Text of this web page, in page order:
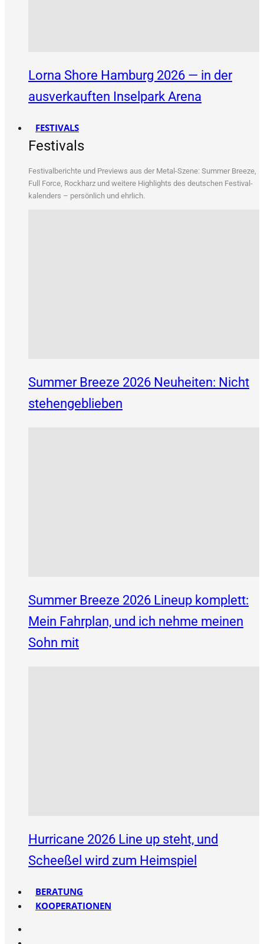
Lorna Shore Hamburg 2026 — in der
ausverkauften Inselpark Arena
FESTIVALS
Festivals
Fes­ti­val­be­rich­te und Pre­views aus der Metal-Sze­ne: Sum­mer Bree­ze,
Full Force, Rock­harz und wei­te­re High­lights des deut­schen Fes­ti­val­
ka­len­ders – per­sön­lich und ehrlich.
Summer Breeze 2026 Neuheiten: Nicht
stehengeblieben
Summer Breeze 2026 Lineup komplett:
Mein Fahrplan, und ich nehme meinen
Sohn mit
Hurricane 2026 Line up steht, und
Scheeßel wird zum Heimspiel
BERATUNG
KOOPERATIONEN